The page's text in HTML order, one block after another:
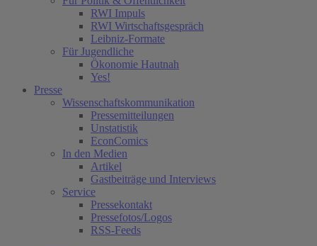
RWI Impuls
RWI Wirtschaftsgespräch
Leibniz-Formate
Für Jugendliche
Ökonomie Hautnah
Yes!
Presse
Wissenschaftskommunikation
Pressemitteilungen
Unstatistik
EconComics
In den Medien
Artikel
Gastbeiträge und Interviews
Service
Pressekontakt
Pressefotos/Logos
RSS-Feeds